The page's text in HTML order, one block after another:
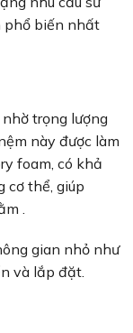
phổ biến nhất
trọng lượng
này được làm
foam, có khả
cơ thể, giúp
.
gian nhỏ như
và lắp đặt.